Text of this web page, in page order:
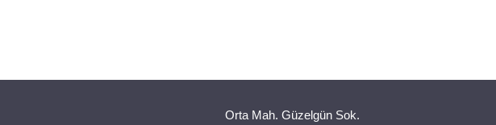
Orta Mah. Güzelgün Sok.